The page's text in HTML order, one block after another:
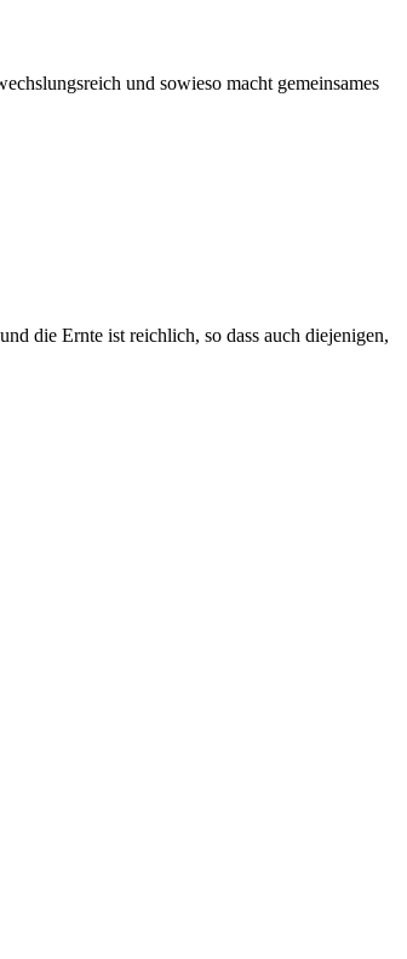
und sowieso macht gemeinsames
die Ernte ist reichlich, so dass auch diejenigen,